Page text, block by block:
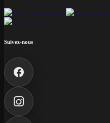
Suivez-nous